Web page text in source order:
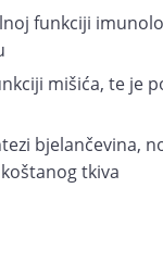
funkciji
mišića, te je
bjelančevina,
tkiva